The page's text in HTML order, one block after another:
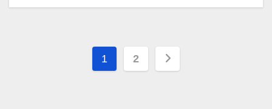
Stronicowanie
1 2